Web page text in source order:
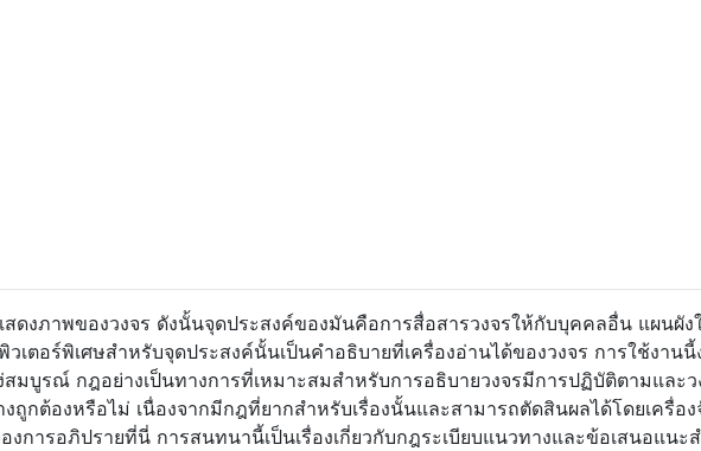
ดงภาพของวงจร ดังนั้นจุดประสงค์ของมันคือการสื่อสารวงจรให้กับบุคคลอื่น แผนผัง
เตอร์พิเศษสำหรับจุดประสงค์นั้นเป็นคำอธิบายที่เครื่องอ่านได้ของวงจร การใช้งานนี้
มบูรณ์ กฎอย่างเป็นทางการที่เหมาะสมสำหรับการอธิบายวงจรมีการปฏิบัติตามและว
ถูกต้องหรือไม่ เนื่องจากมีกฎที่ยากสำหรับเรื่องนั้นและสามารถตัดสินผลได้โดยเครื่อ
งการอภิปรายที่นี่ การสนทนานี้เป็นเรื่องเกี่ยวกับกฎระเบียบแนวทางและข้อเสนอแนะ